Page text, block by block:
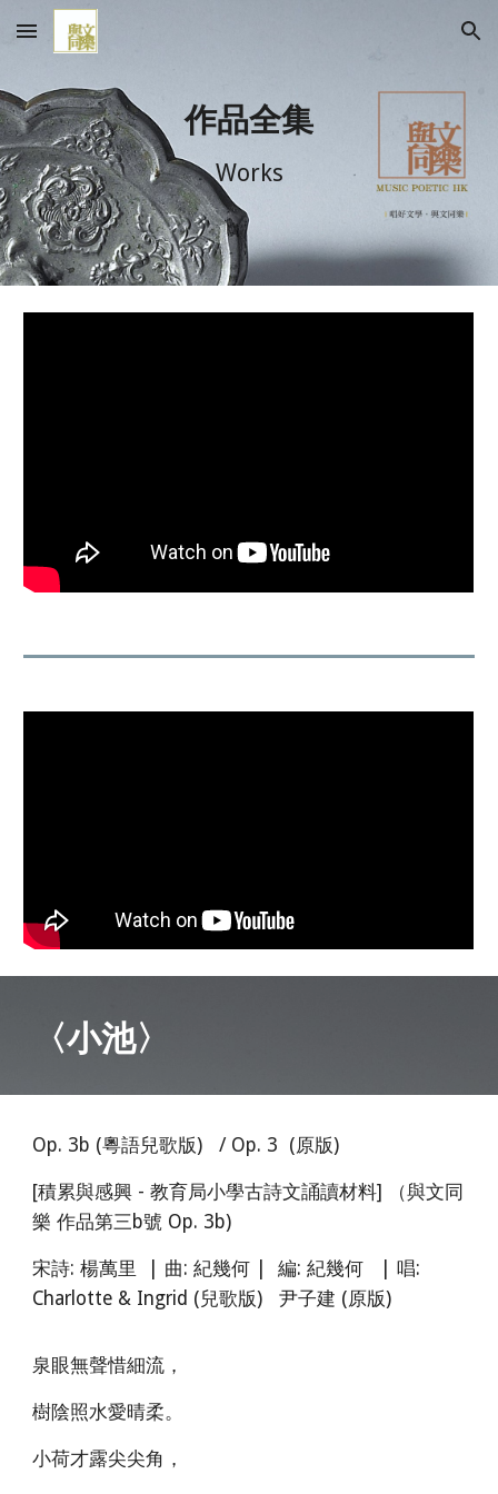
Skip to main content Skip to navigation
作品全集
Works
〈小池〉
Op. 3b (粵語兒歌版) / Op. 3 (原版)
[積累與感興 - 教育局小學古詩文誦讀材料] （與文同
樂 作品第三b號 Op. 3b)
宋詩: 楊萬里 曲: 紀幾何 | 編: 紀幾何 |唱:
Charlotte & Ingrid (兒歌版) 尹子建 (原版)
泉眼無聲惜細流，
樹陰照水愛晴柔。
小荷才露尖尖角，